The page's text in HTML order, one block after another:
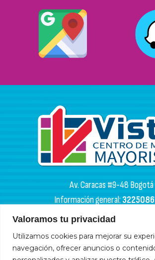
Valoramos tu privacidad
Utilizamos cookies para mejorar su
navegación, ofrecer anuncios o
Av. Caracas #9-48 Bogotá
Información general:
PQR:3102133050
HORARIOS DE APERTURA